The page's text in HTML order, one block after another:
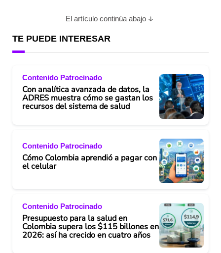
El artículo continúa abajo
TE PUEDE INTERESAR
Contenido Patrocinado
Con analítica avanzada de datos, la
ADRES muestra cómo se gastan los
recursos del sistema de salud
Contenido Patrocinado
Cómo Colombia aprendió a pagar con
el celular
Contenido Patrocinado
Presupuesto para la salud en
Colombia supera los $115 billones en
2026: así ha crecido en cuatro años